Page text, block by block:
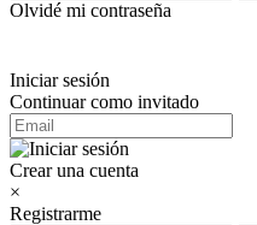
Olvidé mi contraseña
Iniciar sesión
Continuar como invitado
Crear una cuenta
×
Registrarme